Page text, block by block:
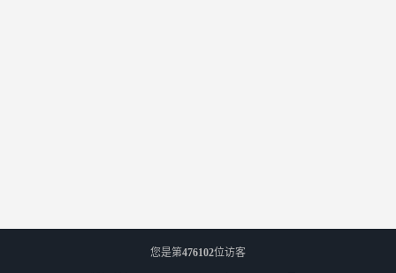
您是第476102位访客